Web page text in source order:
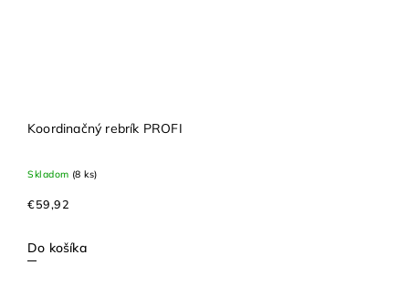
Koordinačný rebrík PROFI
Skladom (8 ks)
€59,92
Do košíka